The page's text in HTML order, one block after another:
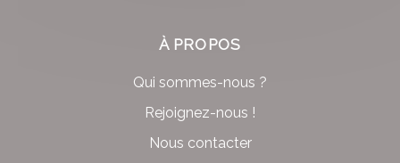
À PROPOS
Qui sommes-nous ?
Rejoignez-nous !
Nous contacter